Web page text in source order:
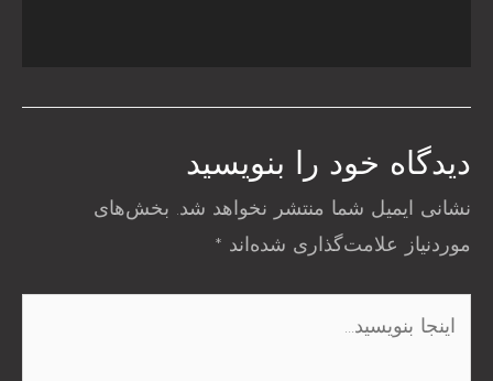
دیدگاه‌ خود را بنویسید
نشانی ایمیل شما منتشر نخواهد شد. بخش‌های
موردنیاز علامت‌گذاری شده‌اند *